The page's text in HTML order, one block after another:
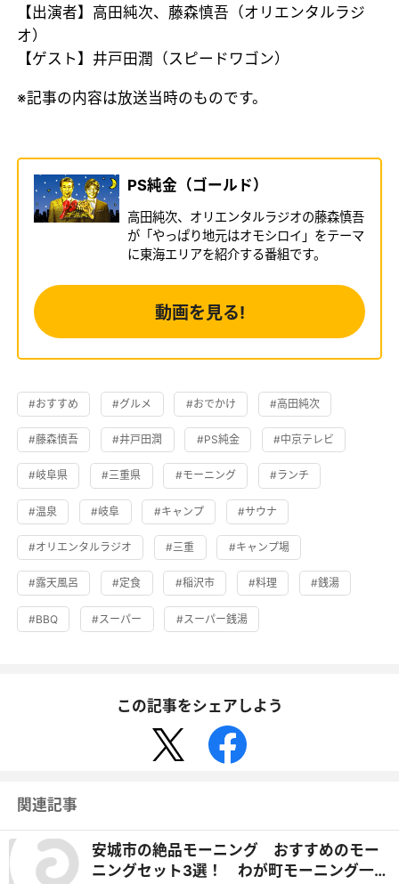
【出演者】高田純次、藤森慎吾（オリエンタルラジ
オ）
【ゲスト】井戸田潤（スピードワゴン）
※記事の内容は放送当時のものです。
PS純金（ゴールド）
高田純次、オリエンタルラジオの藤森慎吾
が「やっぱり地元はオモシロイ」をテーマ
に東海エリアを紹介する番組です。
動画を見る!
#おすすめ #グルメ #おでかけ #高田純次
#藤森慎吾 #井戸田潤 #PS純金 #中京テレビ
#岐阜県 #三重県 #モーニング #ランチ
#温泉 #岐阜 #キャンプ #サウナ
#オリエンタルラジオ #三重 #キャンプ場
#露天風呂 #定食 #稲沢市 #料理 #銭湯
#BBQ #スーパー #スーパー銭湯
この記事をシェアしよう
関連記事
安城市の絶品モーニング おすすめのモー
ニングセット3選！ わが町モーニング一番